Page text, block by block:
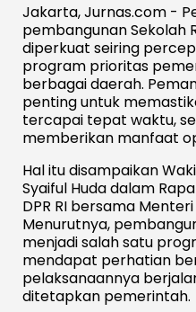
Jakarta, Jurnas.com -
pembangunan Sekolah
diperkuat seiring
program prioritas
berbagai daerah.
penting untuk
tercapai tepat waktu,
memberikan manfaat
Hal itu disampaikan
Syaiful Huda dalam
DPR RI bersama
Menurutnya,
menjadi salah satu
mendapat perhatian
pelaksanaannya
ditetapkan pemerintah.